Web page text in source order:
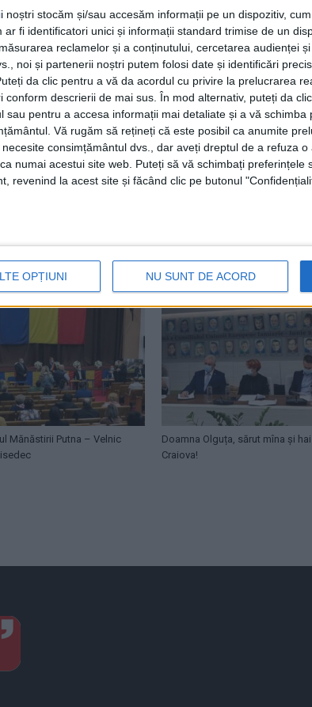
i noștri stocăm și/sau accesăm informații pe un dispozitiv,
ar fi identificatori unici și informații standard trimise de un
reclamelor și a conținutului, cercetarea audienței
noi și partenerii noștri putem folosi date și identificări
da clic pentru a vă da acordul cu privire la prelucrarea
conform descrierii de mai sus. În mod alternativ, puteți da
sau pentru a accesa informații mai detaliate și a vă schimba
Vă rugăm să rețineți că este posibil ca anumite
consimțământul dvs., dar aveți dreptul de a refuza
numai acestui site web. Puteți să vă schimbați preferințele
revenind la acest site și făcând clic pe butonul
OPȚIUNI NU SUNT DE ACORD
O, braz
Mănăstirii Putna – Velnic
Doamna Olguța, sărut mîna și hai
Craiova!